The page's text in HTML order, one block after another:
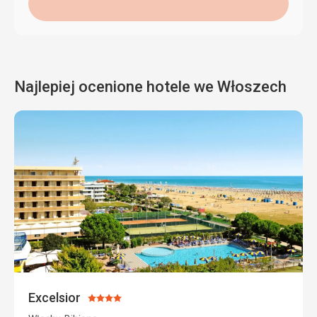
Najlepiej ocenione hotele we Włoszech
Excelsior Ocena: